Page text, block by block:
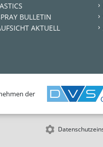
BULLETIN
AKTUELL
der